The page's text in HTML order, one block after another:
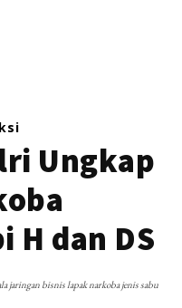
Ungkap
H dan DS
jaringan bisnis lapak narkoba jenis sabu